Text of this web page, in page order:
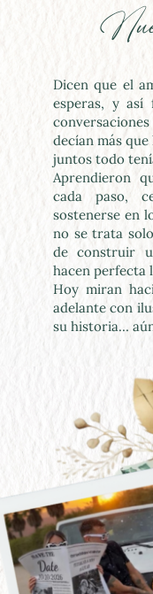
Dicen que el
esperas, y así
decían más
juntos todo
Aprendieron
cada paso,
sostenerse en
no se trata
de construir
hacen perfecta
Hoy miran
adelante con
su historia…